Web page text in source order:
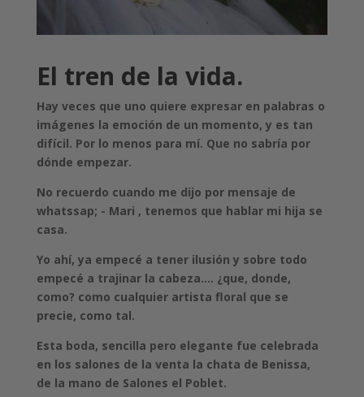
El tren de la vida.
Hay veces que uno quiere expresar en palabras o
imágenes la emoción de un momento, y es tan
difícil. Por lo menos para mí. Que no sabría por
dónde empezar.
No recuerdo cuando me dijo por mensaje de
whatssap; - Mari , tenemos que hablar mi hija se
casa.
Yo ahí, ya empecé a tener ilusión y sobre todo
empecé a trajinar la cabeza.... ¿que, donde,
como? como cualquier artista floral que se
precie, como tal.
Esta boda, sencilla pero elegante fue celebrada
en los salones de la venta la chata de Benissa,
de la mano de Salones el Poblet.